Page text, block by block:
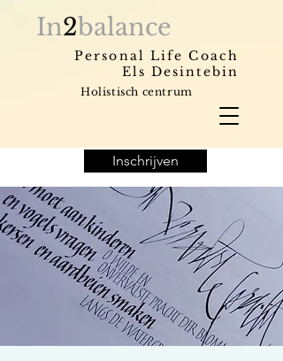
In2balance
Holistisch centrum
Personal Life Coach
Els Desintebin
Inschrijven